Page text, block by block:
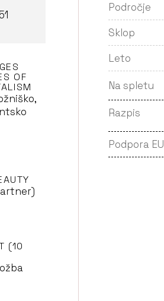
OF
(10
Področje
Sklop
Leto
Na spletu
Razpis
Podpora EU